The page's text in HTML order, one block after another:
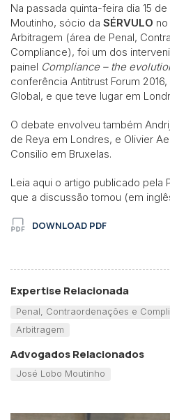
Na passada quinta-feira dia 15
Moutinho, sócio da SÉRVULO
Arbitragem (área de Penal,
Compliance), foi um dos
painel Compliance – the
conferência Antitrust Forum
Global, e que teve lugar em
O debate envolveu também
de Reya em Londres, e Olivier
Consilio em Bruxelas.
Leia aqui o artigo publicado pela
que a discussão tomou (em
DOWNLOAD PDF
Expertise Relacionada
Penal, Contraordenações e
Arbitragem
Advogados Relacionados
José Lobo Moutinho